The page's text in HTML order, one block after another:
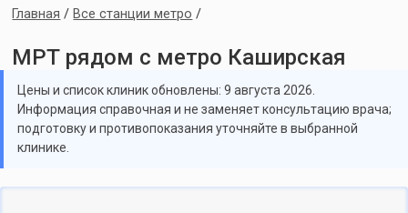
Главная / Все станции метро /
МРТ рядом с метро Каширская
Цены и список клиник обновлены: 9 августа 2026.
Информация справочная и не заменяет консультацию врача;
подготовку и противопоказания уточняйте в выбранной
клинике.